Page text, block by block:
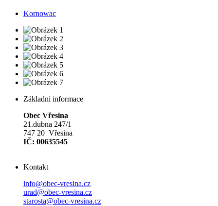
Kornowac
Základní informace
Obec Vřesina
21.dubna 247/1
747 20 Vřesina
IČ: 00635545
Kontakt
info@obec-vresina.cz
urad@obec-vresina.cz
starosta@obec-vresina.cz